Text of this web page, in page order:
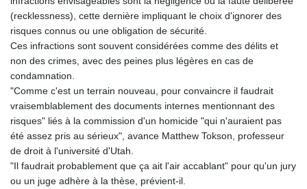
(recklessness), cette dernière impliquant le choix d'ignorer des
risques connus ou une obligation de sécurité.
Ces infractions sont souvent considérées comme des délits et
non des crimes, avec des peines plus légères en cas de
condamnation.
"Comme c'est un terrain nouveau, pour convaincre il faudrait
vraisemblablement des documents internes mentionnant des
risques" liés à la commission d'un homicide "qui n'auraient pas
été assez pris au sérieux", avance Matthew Tokson, professeur
de droit à l'université d'Utah.
"Il faudrait probablement que ça ait l'air accablant" pour qu'un jury
ou un juge adhère à la thèse, prévient-il.